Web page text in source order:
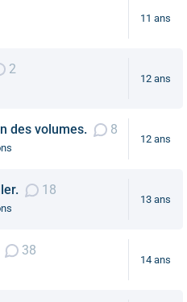
11 ans
2
12 ans
des volumes. 8
12 ans
18
13 ans
38
14 ans